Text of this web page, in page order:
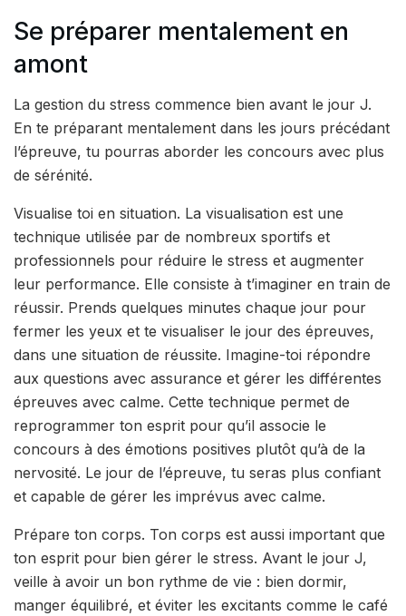
Se préparer mentalement en
amont
La gestion du stress commence bien avant le jour J.
En te préparant mentalement dans les jours précédant
l’épreuve, tu pourras aborder les concours avec plus
de sérénité.
Visualise toi en situation. La visualisation est une
technique utilisée par de nombreux sportifs et
professionnels pour réduire le stress et augmenter
leur performance. Elle consiste à t’imaginer en train de
réussir. Prends quelques minutes chaque jour pour
fermer les yeux et te visualiser le jour des épreuves,
dans une situation de réussite. Imagine-toi répondre
aux questions avec assurance et gérer les différentes
épreuves avec calme. Cette technique permet de
reprogrammer ton esprit pour qu’il associe le
concours à des émotions positives plutôt qu’à de la
nervosité. Le jour de l’épreuve, tu seras plus confiant
et capable de gérer les imprévus avec calme.
Prépare ton corps. Ton corps est aussi important que
ton esprit pour bien gérer le stress. Avant le jour J,
veille à avoir un bon rythme de vie : bien dormir,
manger équilibré, et éviter les excitants comme le café